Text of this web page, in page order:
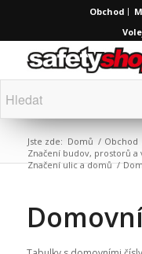
Obchod
Jste zde: Domů / Obchod
Značení budov, prostorů a
Značení ulic a domů /